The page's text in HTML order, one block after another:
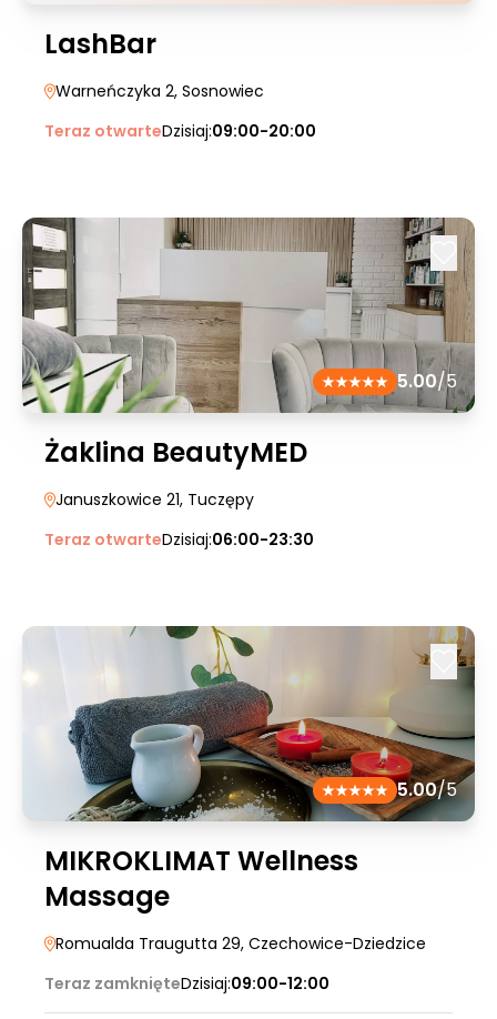
LashBar
Warneńczyka 2, Sosnowiec
Teraz otwarteDzisiaj:09:00-20:00
5.00/5
Żaklina BeautyMED
Januszkowice 21, Tuczępy
Teraz otwarteDzisiaj:06:00-23:30
5.00/5
MIKROKLIMAT Wellness
Massage
Romualda Traugutta 29, Czechowice-Dziedzice
Teraz zamknięteDzisiaj:09:00-12:00